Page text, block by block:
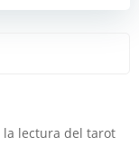
la lectura del tarot